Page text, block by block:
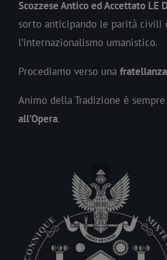
Scozzese Antico ed Accettato LE
sorto anticipando le parità civili
l’internazionalismo umanistico.
Procediamo verso una
Animo della Tradizione è
all’Opera.